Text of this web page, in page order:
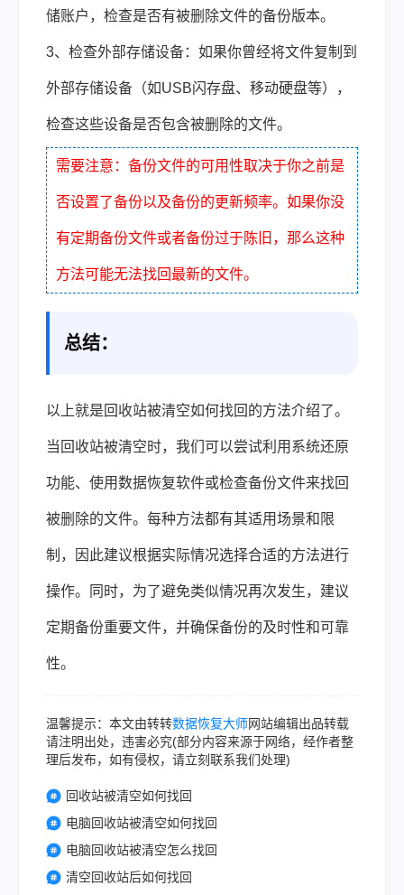
储账户，检查是否有被删除文件的备份版本。
3、检查外部存储设备：如果你曾经将文件复制到
外部存储设备（如USB闪存盘、移动硬盘等），
检查这些设备是否包含被删除的文件。
需要注意：备份文件的可用性取决于你之前是
否设置了备份以及备份的更新频率。如果你没
有定期备份文件或者备份过于陈旧，那么这种
方法可能无法找回最新的文件。
总结：
以上就是 回收站被清空如何找回 的方法介绍了。
当回收站被清空时，我们可以尝试利用系统还原
功能、使用数据恢复软件或检查备份文件来找回
被删除的文件。每种方法都有其适用场景和限
制，因此建议根据实际情况选择合适的方法进行
操作。同时，为了避免类似情况再次发生，建议
定期备份重要文件，并确保备份的及时性和可靠
性。
温馨提示：本文由转转数据恢复大师网站编辑出品转载
请注明出处，违害必究(部分内容来源于网络，经作者整
理后发布，如有侵权，请立刻联系我们处理)
回收站被清空如何找回
电脑回收站被清空如何找回
电脑回收站被清空怎么找回
清空回收站后如何找回